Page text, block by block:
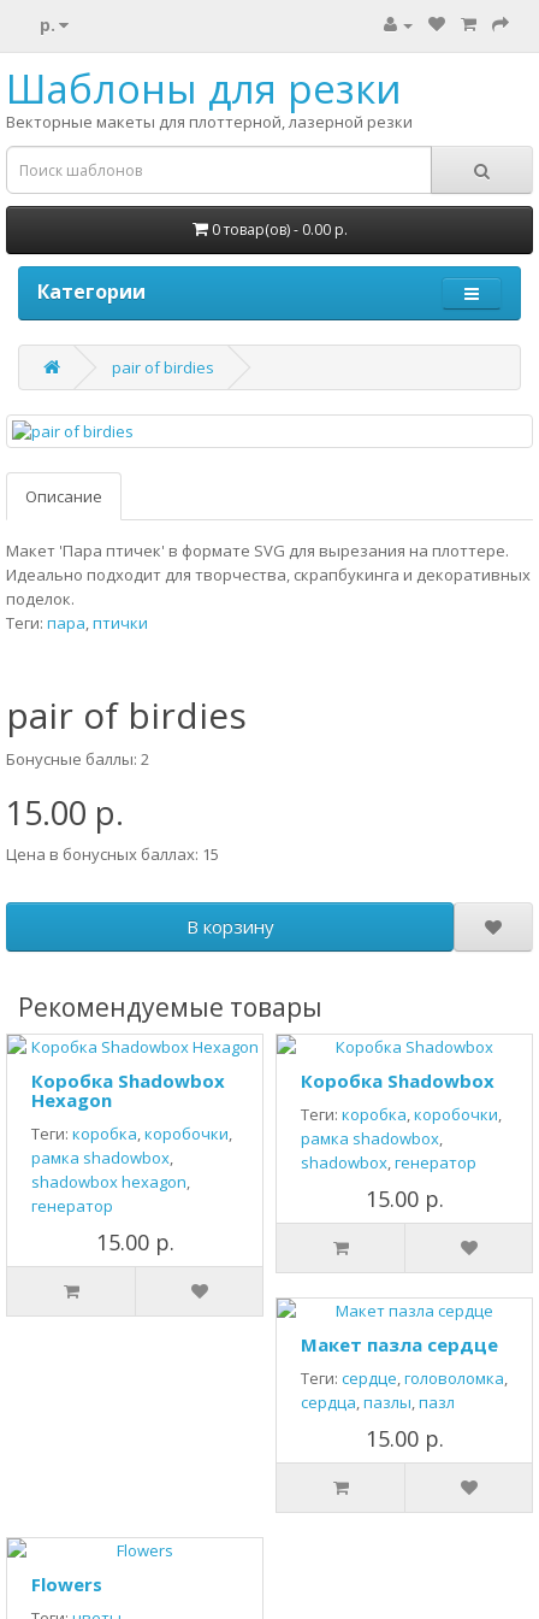
р.
Шаблоны для резки
Векторные макеты для плоттерной, лазерной резки
0 товар(ов) - 0.00 р.
Категории
pair of birdies
Описание
Макет 'Пара птичек' в формате SVG для вырезания на плоттере.
Идеально подходит для творчества, скрапбукинга и декоративных
поделок.
Теги: пара,птички
pair of birdies
Бонусные баллы: 2
15.00 р.
Цена в бонусных баллах: 15
В корзину
Рекомендуемые товары
Коробка Shadowbox
Hexagon
Теги: коробка,коробочки,
рамка shadowbox,
shadowbox hexagon,
генератор
15.00 р.
Коробка Shadowbox
Теги: коробка,коробочки,
рамка shadowbox,
shadowbox,генератор
15.00 р.
Макет пазла сердце
Теги: сердце,головоломка,
сердца,пазлы,пазл
15.00 р.
Flowers